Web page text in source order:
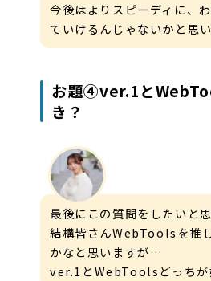
今後はよりスピーディに、
ていけるんじゃないかと思い
お題④ver.1と
き？
最後にこの質問をしたいと
結構皆さんWebToolsを推
かなと思いますが…
ver.1とWebToolsどっちが